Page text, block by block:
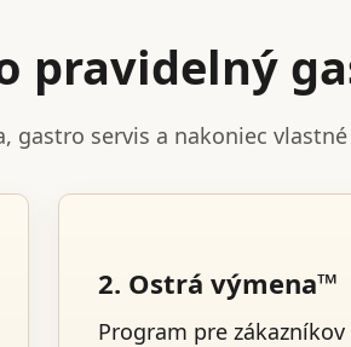
pravidelný
servis a nakoniec
2. Ostrá výmena™
Program pre